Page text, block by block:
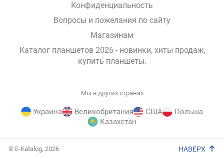
Конфиденциальность
Вопросы и пожелания по сайту
Магазинам
Каталог планшетов 2026 - новинки, хиты продаж,
купить планшеты.
Мы в других странах
Украина Великобритания США
Польша
Казахстан
© E-Katalog, 2026 НАВЕРХ